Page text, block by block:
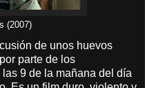
(2007)
de unos huevos
parte de los
9 de la mañana del día